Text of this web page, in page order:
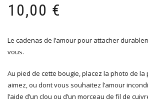
10,00 €
Le cadenas de l’amour pour attacher
vous.
Au pied de cette bougie, placez la photo de
aimez, ou dont vous souhaitez l’amour
l’aide d’un clou ou d’un morceau de fil de